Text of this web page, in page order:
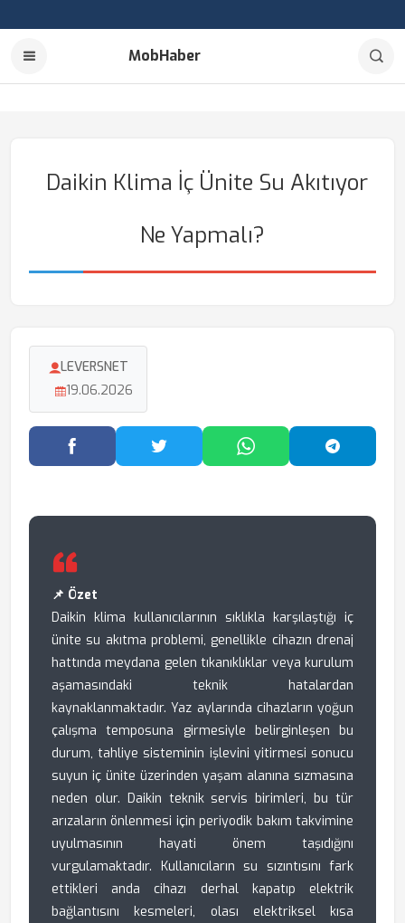
MobHaber
Daikin Klima İç Ünite Su Akıtıyor
Ne Yapmalı?
LEVERSNET
19.06.2026
Facebook'ta PaylaşTwitter'da PaylaşWhatsApp'ta Paylaş
📌 Özet
Daikin klima kullanıcılarının sıklıkla karşılaştığı iç
ünite su akıtma problemi, genellikle cihazın drenaj
hattında meydana gelen tıkanıklıklar veya kurulum
aşamasındaki teknik hatalardan
kaynaklanmaktadır. Yaz aylarında cihazların yoğun
çalışma temposuna girmesiyle belirginleşen bu
durum, tahliye sisteminin işlevini yitirmesi sonucu
suyun iç ünite üzerinden yaşam alanına sızmasına
neden olur. Daikin teknik servis birimleri, bu tür
arızaların önlenmesi için periyodik bakım takvimine
uyulmasının hayati önem taşıdığını
vurgulamaktadır. Kullanıcıların su sızıntısını fark
ettikleri anda cihazı derhal kapatıp elektrik
bağlantısını kesmeleri, olası elektriksel kısa